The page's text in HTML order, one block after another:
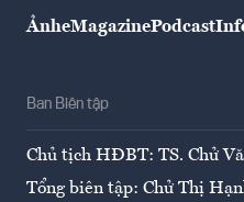
ẢnheMagazinePodcast
Ban Biên tập
Chủ tịch HĐBT: TS. Chử
Tổng biên tập: Chử Thị